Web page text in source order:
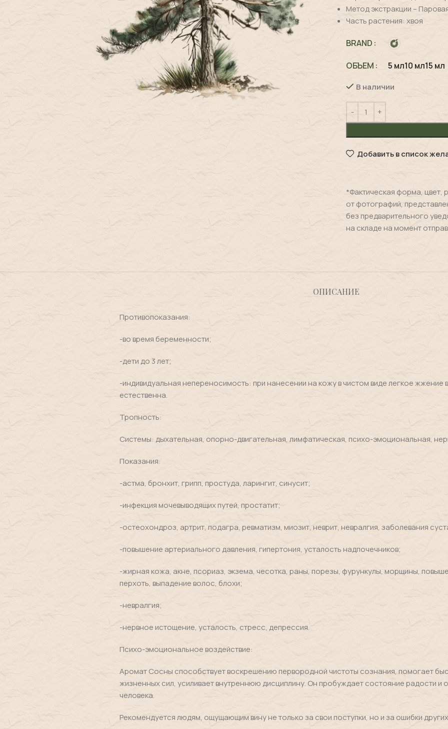
Метод экстракции –
Часть растения: хвоя
BRAND
ОБЪЕМ 5 мл10 мл15 мл
В наличии
Добавить в список
*Фактическая форма, цвет,
от фотографий,
без предварительного
на складе на момент
ОПИСАНИЕ
Противопоказания:
-во время беременности;
-дети до 3 лет;
-индивидуальная непереносимость: при нанесении на кожу в чистом виде легкое жжение
естественна.
Тропность:
Системы: дыхательная, опорно-двигательная, лимфатическая, психо-эмоциональная,
Показания:
-астма, бронхит, грипп, простуда, ларингит, синусит;
-инфекция мочевыводящих путей, простатит;
-остеохондроз, артрит, подагра, ревматизм, миозит, неврит, невралгия, заболевания
-повышение артериального давления, гипертония, усталость надпочечников;
-жирная кожа, акне, псориаз, экзема, чесотка, раны, порезы, фурункулы, морщины,
перхоть, выпадение волос, блохи;
-невралгия;
-нервное истощение, усталость, стресс, депрессия.
Психо-эмоциональное воздействие:
Аромат Сосны способствует воскрешению первородной чистоты сознания, помогает
жизненных сил, усиливает внутреннюю дисциплину. Он пробуждает состояние радости и
человека.
Рекомендуется людям, ощущающим вину не только за свои поступки, но и за ошибки